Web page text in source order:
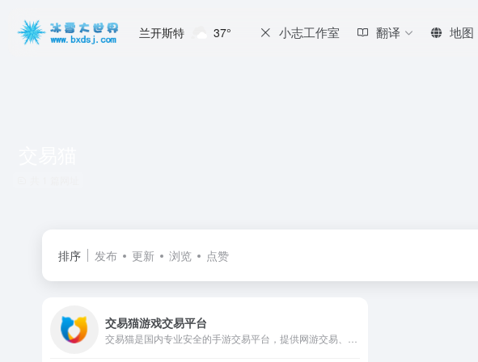
兰开斯特 37° 小志工作室 翻译 地图
排序 发布 更新 浏览 点赞
交易猫游戏交易平台